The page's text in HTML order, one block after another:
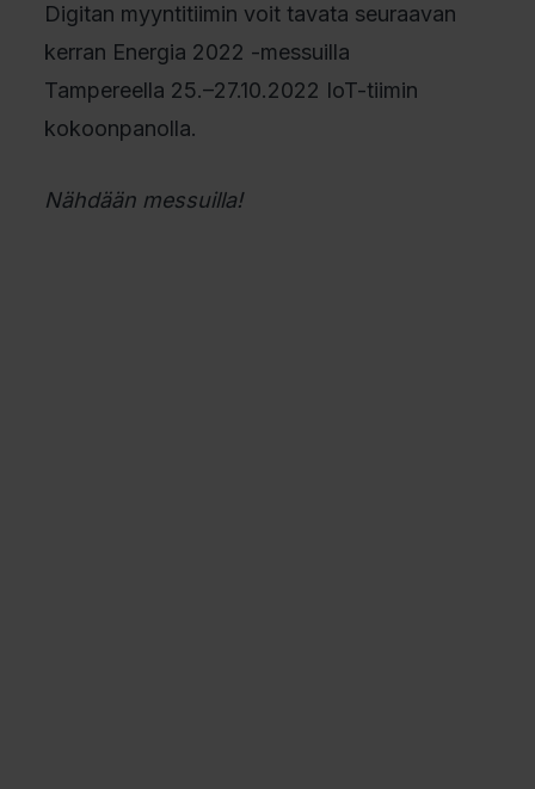
Digitan myyntitiimin voit tavata seuraavan
kerran Energia 2022 -messuilla
Tampereella 25.–27.10.2022 IoT-tiimin
kokoonpanolla.
Nähdään messuilla!